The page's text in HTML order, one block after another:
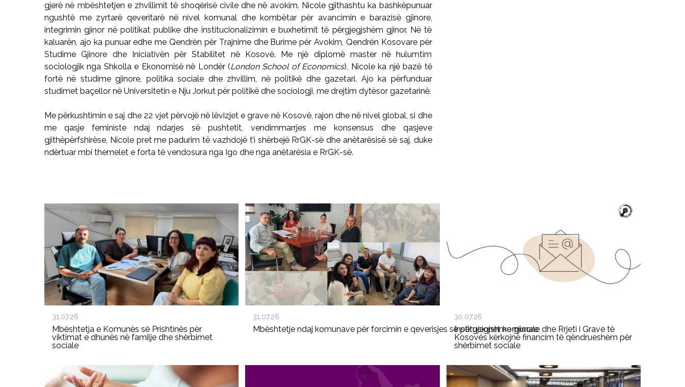
gjerë në mbështetjen e zhvillimit të shoqërisë civile dhe në avokim. Nicole gjithashtu ka bashkëpunuar
ngushtë me zyrtarë qeveritarë në nivel komunal dhe kombëtar për avancimin e barazisë gjinore,
integrimin gjinor në politikat publike dhe institucionalizimin e buxhetimit të përgjegjshëm gjinor. Në të
kaluarën, ajo ka punuar edhe me Qendrën për Trajnime dhe Burime për Avokim, Qendrën Kosovare për
Studime Gjinore dhe Iniciativën për Stabilitet në Kosovë. Me një diplomë master në hulumtim
sociologjik nga Shkolla e Ekonomisë në Londër (London School of Economics), Nicole ka një bazë të
fortë në studime gjinore, politika sociale dhe zhvillim, në politikë dhe gazetari. Ajo ka përfunduar
studimet baçellor në Universitetin e Nju Jorkut për politikë dhe sociologji, me drejtim dytësor gazetarinë.
Me përkushtimin e saj dhe 22 vjet përvojë në lëvizjet e grave në Kosovë, rajon dhe në nivel global, si dhe
me qasje feministe ndaj ndarjes së pushtetit, vendimmarrjes me konsensus dhe qasjeve
gjithëpërfshirëse, Nicole pret me padurim të vazhdojë t’i shërbejë RrGK-së dhe anëtarësisë së saj, duke
ndërtuar mbi themelet e forta të vendosura nga Igo dhe nga anëtarësia e RrGK-së.
31.07.26
Mbështetja e Komunës së Prishtinës për
viktimat e dhunës në familje dhe shërbimet
sociale
31.07.26
Mbështetje ndaj komunave për forcimin e qeverisjes së përgjegjshme gjinore
30.07.26
Institucionet komunale dhe Rrjeti i Grave të
Kosovës kërkojnë financim të qëndrueshëm për
shërbimet sociale